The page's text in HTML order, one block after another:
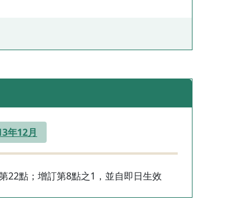
年12月
22點；增訂第8點之1，並自即日生效